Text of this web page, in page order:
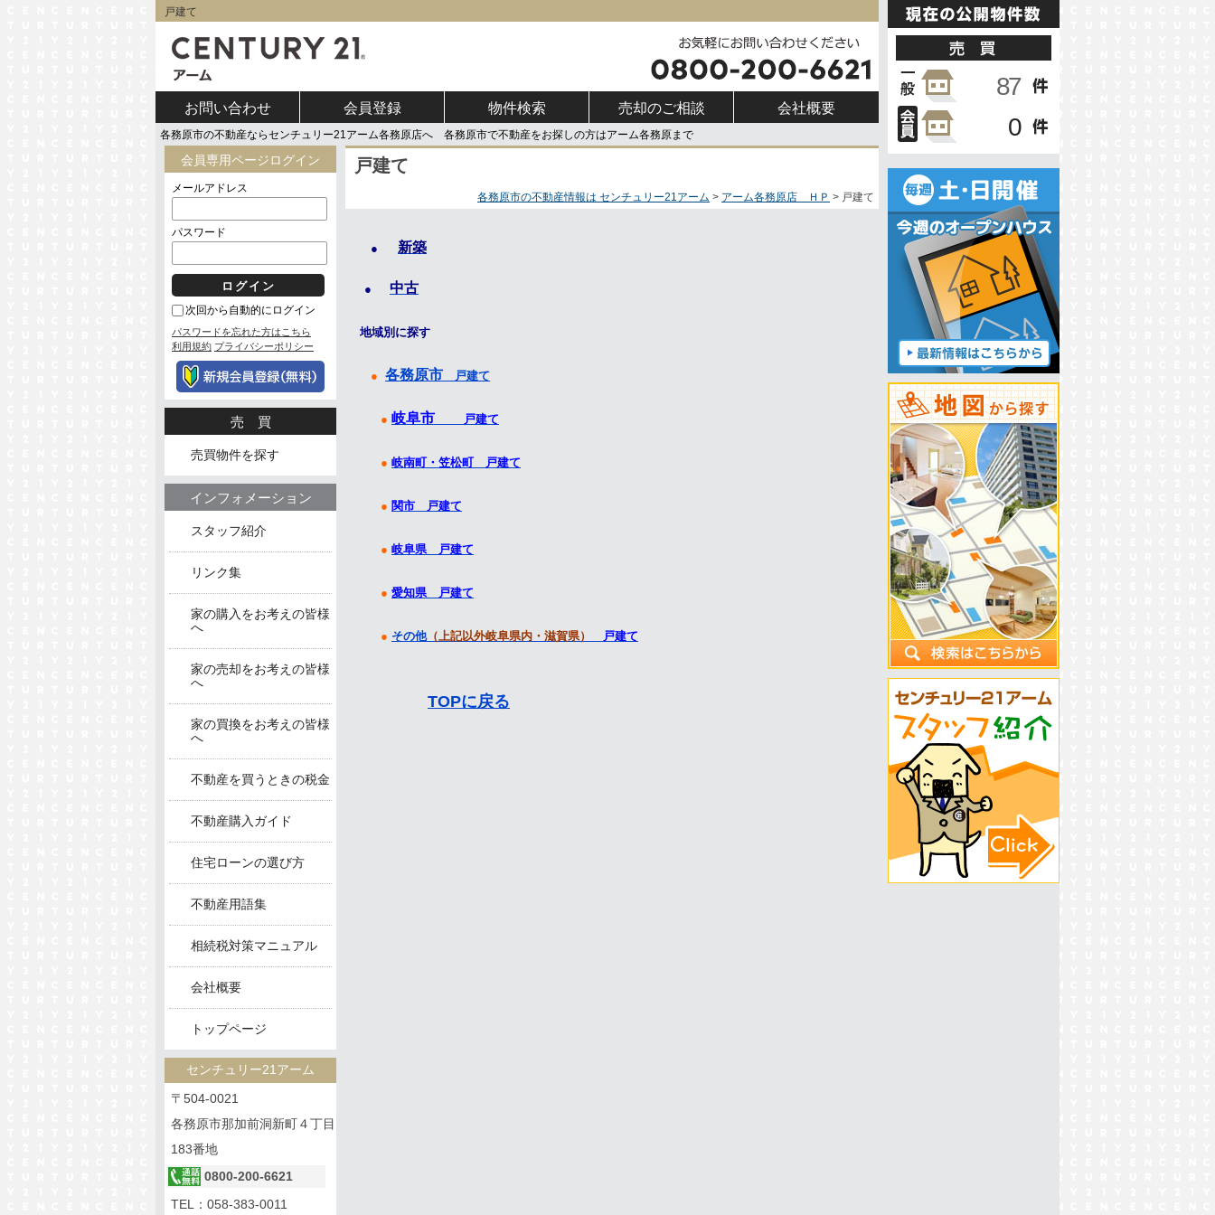
戸建て
お問い合わせ 会員登録 物件検索 売却のご相談 会社概要
各務原市の不動産ならセンチュリー21アーム各務原店へ 各務原市で不動産をお探しの方はアーム各務原まで
戸建て
各務原市の不動産情報は センチュリー21アーム アーム各務原店 ＨＰ 戸建て
● 新築
● 中古
地域別に探す
● 各務原市 戸建て
● 岐阜市 戸建て
● 岐南町・笠松町 戸建て
● 関市 戸建て
● 岐阜県 戸建て
● 愛知県 戸建て
● その他（上記以外岐阜県内・滋賀県） 戸建て
TOPに戻る
会員専用ページログイン
メールアドレス
パスワード
次回から自動的にログイン
パスワードを忘れた方はこちら
利用規約 プライバシーポリシー
売買
売買物件を探す
インフォメーション
スタッフ紹介
リンク集
家の購入をお考えの皆様
へ
家の売却をお考えの皆様
へ
家の買換をお考えの皆様
へ
不動産を買うときの税金
不動産購入ガイド
住宅ローンの選び方
不動産用語集
相続税対策マニュアル
会社概要
トップページ
センチュリー21アーム
〒504-0021
各務原市那加前洞新町４丁目
183番地
0800-200-6621
TEL： 058-383-0011